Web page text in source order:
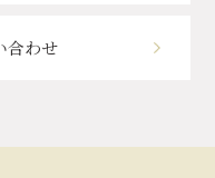
合わせ